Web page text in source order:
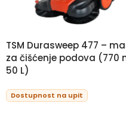
TSM Durasweep 477 –
za čišćenje podova (770
50 L)
Dostupnost na upit